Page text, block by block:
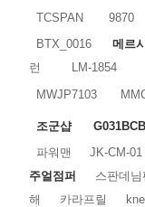
TCSPAN 9870
BTX_0016
메르
런
LM-1854
MWJP7103
조군샵
파워맨
JK-CM-01
주얼점퍼
스판데님
해
카라프릴